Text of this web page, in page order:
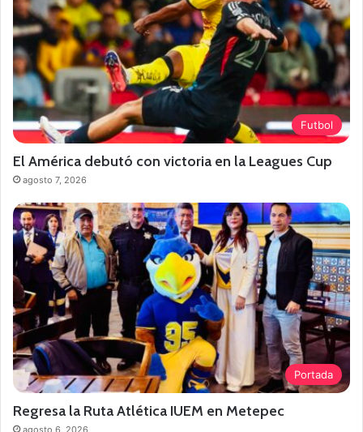
Futbol
El América debutó con victoria en la Leagues Cup
agosto 7, 2026
Portada
Regresa la Ruta Atlética IUEM en Metepec
agosto 6, 2026